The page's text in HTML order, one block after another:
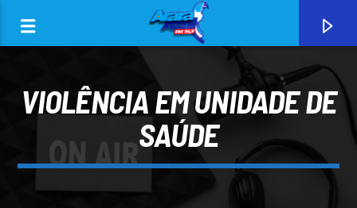
VIOLÊNCIA EM UNIDADE DE
SAÚDE